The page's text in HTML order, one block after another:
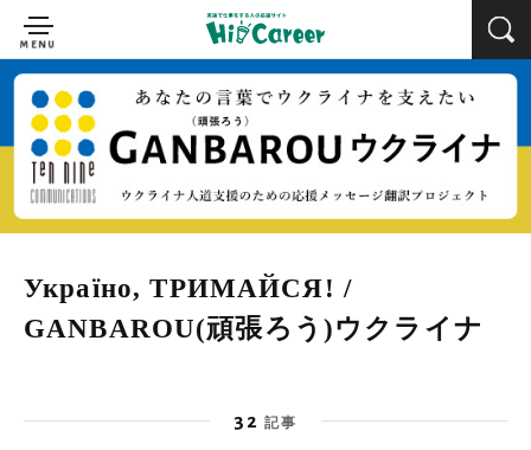
Україно, ТРИМАЙСЯ! /
GANBAROU(頑張ろう)ウクライナ
32記事